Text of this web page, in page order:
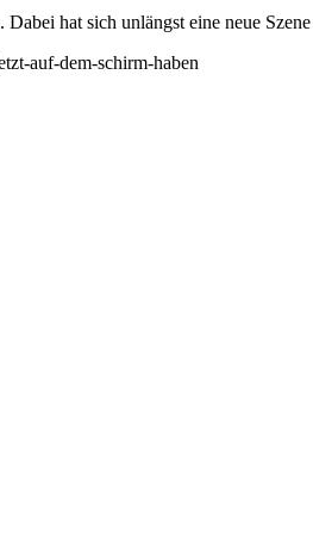
hat sich unlängst eine neue
auf-dem-schirm-haben